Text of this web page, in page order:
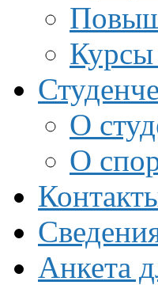
Курсы
О
О
Анкета